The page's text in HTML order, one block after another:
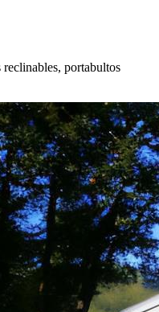
portabultos